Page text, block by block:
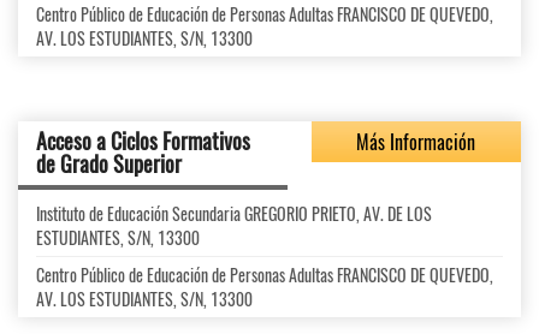
Centro Público de Educación de Personas Adultas FRANCISCO DE QUEVEDO,
AV. LOS ESTUDIANTES, S/N, 13300
Acceso a Ciclos Formativos
de Grado Superior
Más Información
Instituto de Educación Secundaria GREGORIO PRIETO, AV. DE LOS
ESTUDIANTES, S/N, 13300
Centro Público de Educación de Personas Adultas FRANCISCO DE QUEVEDO,
AV. LOS ESTUDIANTES, S/N, 13300